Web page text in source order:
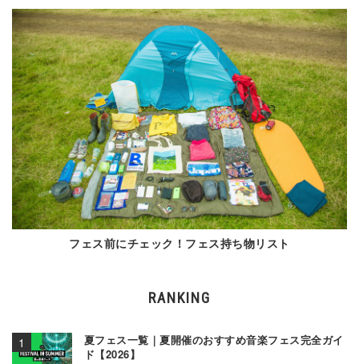
フェス前にチェック！フェス持ち物リスト
RANKING
夏フェス一覧｜夏開催のおすすめ音楽フェス完全ガイ
ド【2026】